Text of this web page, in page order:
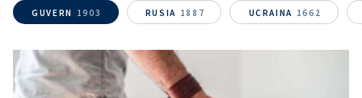
GUVERN 1903 RUSIA 1887 UCRAINA 1662